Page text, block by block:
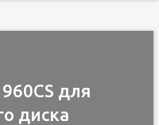
для
диска